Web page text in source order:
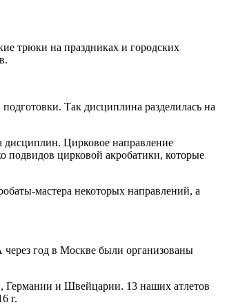
трюки на праздниках и городских
Так дисциплина разделилась на
дисциплин. Цирковое направление
подвидов цирковой акробатики, которые
мастера некоторых направлений, а
год в Москве были организованы
Германии и Швейцарии. 13 наших атлетов
г.